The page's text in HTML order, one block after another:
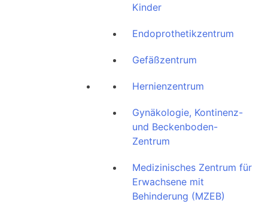
Kinder
Endoprothetikzentrum
Gefäßzentrum
Hernienzentrum
Gynäkologie, Kontinenz-
und Beckenboden-
Zentrum
Medizinisches Zentrum für
Erwachsene mit
Behinderung (MZEB)